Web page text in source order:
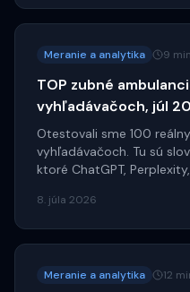
Meranie a analytika 9 min
TOP zubné
vyhľadávačoch, júl
Otestovali sme 100
vyhľadávačoch. Tu sú
ktoré ChatGPT,
doména nie je ambulancia.
8. júla 2026
Meranie a analytika 12